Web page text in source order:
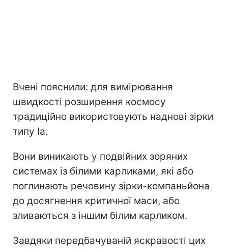
Вчені пояснили: для вимірювання
швидкості розширення космосу
традиційно використовують наднові зірки
типу Ia.
Вони виникають у подвійних зоряних
системах із білими карликами, які або
поглинають речовину зірки-компаньйона
до досягнення критичної маси, або
зливаються з іншим білим карликом.
Завдяки передбачуваній яскравості цих